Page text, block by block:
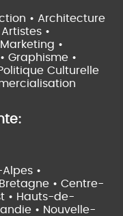
• Architecture
Artistes •
•
Graphisme •
Culturelle
•
Bretagne • Centre-
• Hauts-de-
• Nouvelle-